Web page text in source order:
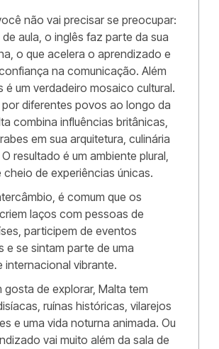
não vai precisar se preocupar:
aula, o inglês faz parte da sua
o que acelera o aprendizado e
na comunicação. Além
é um verdadeiro mosaico cultural.
diferentes povos ao longo da
combina influências britânicas,
em sua arquitetura, culinária
resultado é um ambiente plural,
de experiências únicas.
é comum que os
laços com pessoas de
participem de eventos
e se sintam parte de uma
internacional vibrante.
gosta de explorar, Malta tem
ruínas históricas, vilarejos
e uma vida noturna animada. Ou
vai muito além da sala de